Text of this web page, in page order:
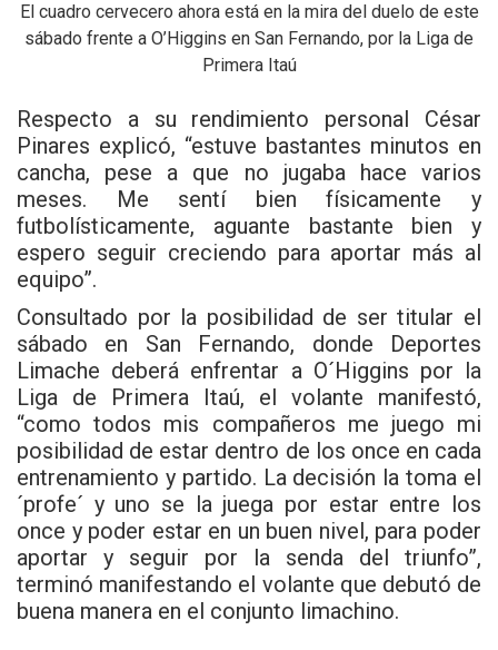
El cuadro cervecero ahora está en la mira del duelo de este
sábado frente a O’Higgins en San Fernando, por la Liga de
Primera Itaú
Respecto a su rendimiento personal César
Pinares explicó, “estuve bastantes minutos en
cancha, pese a que no jugaba hace varios
meses. Me sentí bien físicamente y
futbolísticamente, aguante bastante bien y
espero seguir creciendo para aportar más al
equipo”.
Consultado por la posibilidad de ser titular el
sábado en San Fernando, donde Deportes
Limache deberá enfrentar a O´Higgins por la
Liga de Primera Itaú, el volante manifestó,
“como todos mis compañeros me juego mi
posibilidad de estar dentro de los once en cada
entrenamiento y partido. La decisión la toma el
´profe´ y uno se la juega por estar entre los
once y poder estar en un buen nivel, para poder
aportar y seguir por la senda del triunfo”,
terminó manifestando el volante que debutó de
buena manera en el conjunto limachino.